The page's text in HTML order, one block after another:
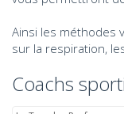
Ainsi les méthodes
sur la respiration,
Coachs